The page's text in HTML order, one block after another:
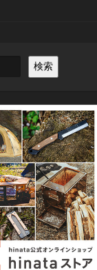
検索